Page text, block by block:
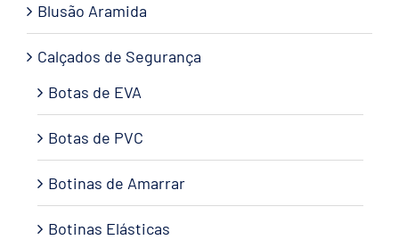
Blusão Aramida
Calçados de Segurança
Botas de EVA
Botas de PVC
Botinas de Amarrar
Botinas Elásticas